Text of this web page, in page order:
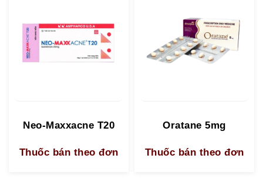
Neo-Maxxacne T20
Thuốc bán theo đơn
Oratane 5mg
Thuốc bán theo đơn